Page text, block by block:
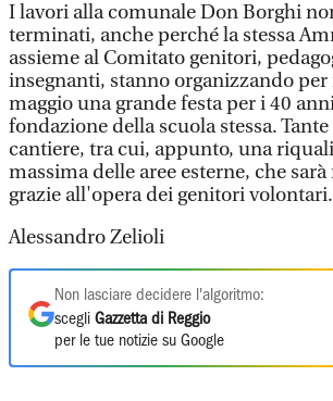
I lavori alla comunale Don Borghi
terminati, anche perché la stessa
assieme al Comitato genitori,
insegnanti, stanno organizzando
maggio una grande festa per i 40
fondazione della scuola stessa.
cantiere, tra cui, appunto, una
massima delle aree esterne, che
grazie all'opera dei genitori volontari.
Alessandro Zelioli
Non lasciare decidere l'algoritmo:
scegli Gazzetta di Reggio
per le tue notizie su Google